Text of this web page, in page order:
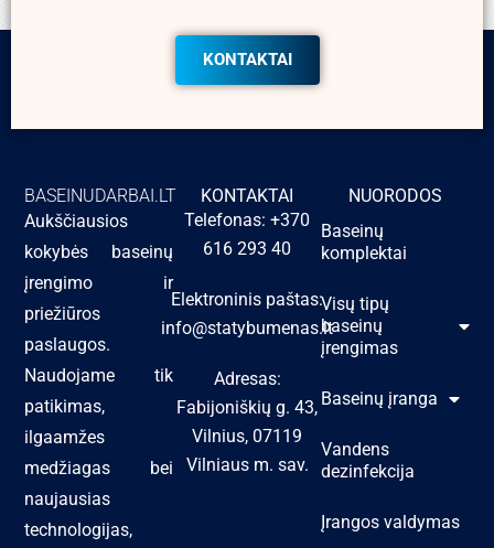
KONTAKTAI
BASEINUDARBAI.LT
Aukščiausios
kokybės baseinų
įrengimo ir
priežiūros
paslaugos.
Naudojame tik
patikimas,
ilgaamžes
medžiagas bei
naujausias
technologijas,
KONTAKTAI
Telefonas: +370
616 293 40
Elektroninis paštas:
info@statybumenas.lt
Adresas:
Fabijoniškių g. 43,
Vilnius, 07119
Vilniaus m. sav.
NUORODOS
Baseinų
komplektai
Visų tipų
baseinų
įrengimas
Baseinų įranga
Vandens
dezinfekcija
Įrangos valdymas